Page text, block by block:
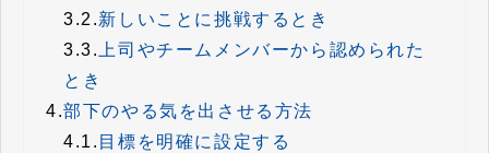
3.2.新しいことに挑戦するとき
3.3. 上司やチームメンバーから認められた
とき
4.部下のやる気を出させる方法
4.1. 目標を明確に設定する